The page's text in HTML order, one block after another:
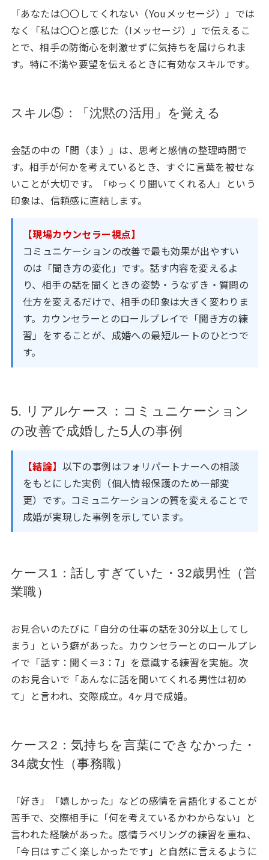
「あなたは〇〇してくれない（Youメッセージ）」では
なく「私は〇〇と感じた（Iメッセージ）」で伝えるこ
とで、相手の防衛心を刺激せずに気持ちを届けられま
す。特に不満や要望を伝えるときに有効なスキルです。
スキル⑤：「沈黙の活用」を覚える
会話の中の「間（ま）」は、思考と感情の整理時間で
す。相手が何かを考えているとき、すぐに言葉を被せな
いことが大切です。「ゆっくり聞いてくれる人」という
印象は、信頼感に直結します。
【現場カウンセラー視点】
コミュニケーションの改善で最も効果が出やすい
のは「聞き方の変化」です。話す内容を変えるよ
り、相手の話を聞くときの姿勢・うなずき・質問の
仕方を変えるだけで、相手の印象は大きく変わりま
す。カウンセラーとのロールプレイで「聞き方の練
習」をすることが、成婚への最短ルートのひとつで
す。
5. リアルケース：コミュニケーション
の改善で成婚した5人の事例
【結論】 以下の事例はフォリパートナーへの相談
をもとにした実例（個人情報保護のため一部変
更）です。コミュニケーションの質を変えることで
成婚が実現した事例を示しています。
ケース1：話しすぎていた・32歳男性（営
業職）
お見合いのたびに「自分の仕事の話を30分以上してし
まう」という癖があった。カウンセラーとのロールプレ
イで「話す：聞く＝3：7」を意識する練習を実施。次
のお見合いで「あんなに話を聞いてくれる男性は初め
て」と言われ、交際成立。4ヶ月で成婚。
ケース2：気持ちを言葉にできなかった・
34歳女性（事務職）
「好き」「嬉しかった」などの感情を言語化することが
苦手で、交際相手に「何を考えているかわからない」と
言われた経験があった。感情ラベリングの練習を重ね、
「今日はすごく楽しかったです」と自然に言えるように